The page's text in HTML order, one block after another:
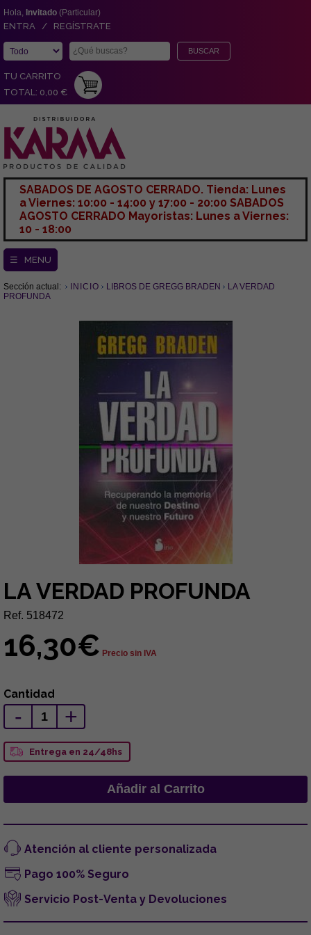
Hola, Invitado (Particular)
ENTRA / REGÍSTRATE
TU CARRITO
TOTAL: 0,00 €
SABADOS DE AGOSTO CERRADO. Tienda: Lunes
a Viernes: 10:00 - 14:00 y 17:00 - 20:00 SABADOS
AGOSTO CERRADO Mayoristas: Lunes a Viernes:
10 - 18:00
☰ MENU
Sección actual: INICIO LIBROS DE GREGG BRADEN
LA VERDAD
PROFUNDA
LA VERDAD PROFUNDA
Ref. 518472
16,30€ Precio sin IVA
Cantidad
- +
Entrega en 24/48hs
Atención al cliente personalizada
Pago 100% Seguro
Servicio Post-Venta y Devoluciones